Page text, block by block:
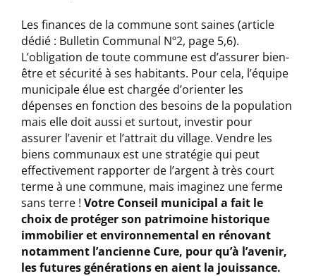
Les finances de la commune sont saines (article
dédié : Bulletin Communal Nº2, page 5,6).
L’obligation de toute commune est d’assurer bien-
être et sécurité à ses habitants. Pour cela, l’équipe
municipale élue est chargée d’orienter les
dépenses en fonction des besoins de la population
mais elle doit aussi et surtout, investir pour
assurer l’avenir et l’attrait du village. Vendre les
biens communaux est une stratégie qui peut
effectivement rapporter de l’argent à très court
terme à une commune, mais imaginez une ferme
sans terre ! Votre Conseil municipal a fait le
choix de protéger son patrimoine historique
immobilier et environnemental en rénovant
notamment l’ancienne Cure, pour qu’à l’avenir,
les futures générations en aient la jouissance.